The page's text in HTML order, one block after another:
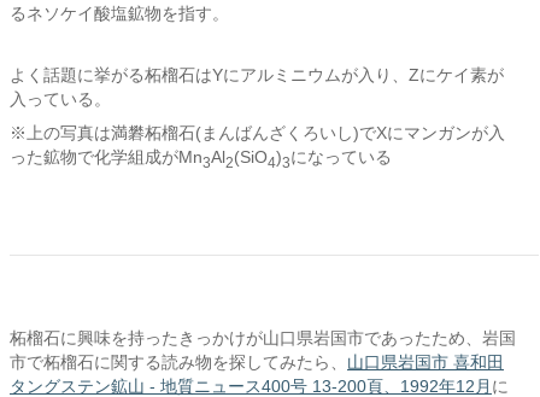
るネソケイ酸塩鉱物を指す。
よく話題に挙がる柘榴石はYにアルミニウムが入り、Zにケイ素が
入っている。
※上の写真は満礬柘榴石(まんばんざくろいし)でXにマンガンが入
った鉱物で化学組成がMn3Al2(SiO4)3になっている
柘榴石に興味を持ったきっかけが山口県岩国市であったため、岩国
市で柘榴石に関する読み物を探してみたら、 山口県岩国市 喜和田
タングステン鉱山 - 地質ニュース400号 13-200頁、1992年12月 に